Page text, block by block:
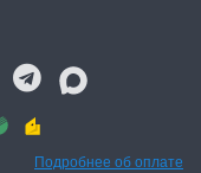
Подробнее об оплате